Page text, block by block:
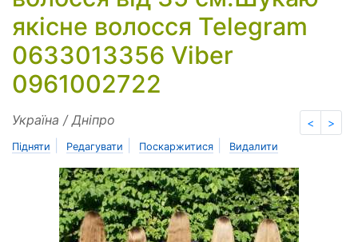
якісне волосся Telegram
0633013356 Viber
0961002722
< >
Україна / Дніпро
Підняти Редагувати Поскаржитися Видалити